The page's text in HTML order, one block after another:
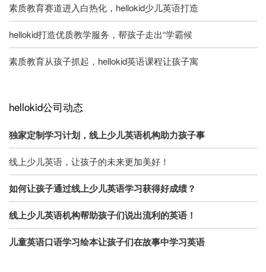
素质教育赛道进入白热化，hellokid少儿英语打造
hellokid打造优质教学服务，帮孩子走出“学霸候
素质教育从孩子抓起，hellokid英语课程让孩子寓
hellokid公司动态
独家定制学习计划，线上少儿英语机构助力孩子事
线上少儿英语，让孩子的未来更加美好！
如何让孩子通过线上少儿英语学习获得好成绩？
线上少儿英语机构帮助孩子们说出流利的英语！
儿童英语口语学习绘本让孩子们在故事中学习英语